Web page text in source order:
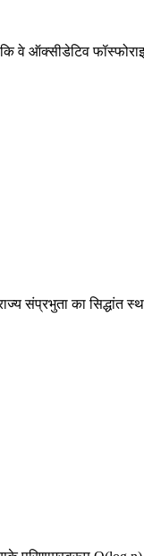
वे ऑक्सीडेटिव
संप्रभुता का सिद्धांत